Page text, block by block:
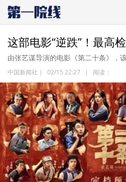
这部电影“逆跌”！最高
由张艺谋导演的电影《第二十条》，
中国新闻社 | 02/15 22:27 | 阅读：